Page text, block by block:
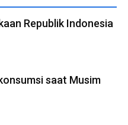
Republik Indonesia
saat Musim